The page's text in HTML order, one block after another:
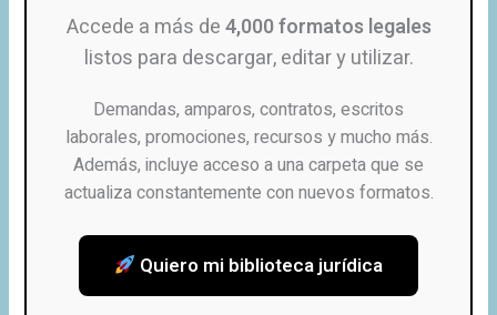
Accede a más de4,000 formatos legales
listos para descargar, editar y utilizar.
Demandas, amparos, contratos, escritos
laborales, promociones, recursos y mucho más.
Además, incluye acceso a una carpeta que se
actualiza constantemente con nuevos formatos.
Quiero mi biblioteca jurídica